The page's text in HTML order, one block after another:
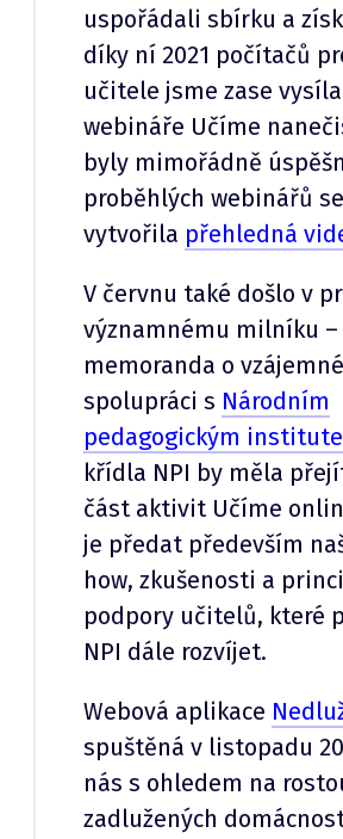
uspořádali sbírku a
díky ní 2021 počítačů
učitele jsme zase
webináře Učíme
byly mimořádně
proběhlých webinářů
vytvořila přehledná
V červnu také došlo v
významnému milníku
memoranda o vzájemné
spolupráci s Národním
pedagogickým
křídla NPI by měla
část aktivit Učíme
je předat především
how, zkušenosti a
podpory učitelů, které
NPI dále rozvíjet.
Webová aplikace
spuštěná v listopadu
nás s ohledem na
zadlužených